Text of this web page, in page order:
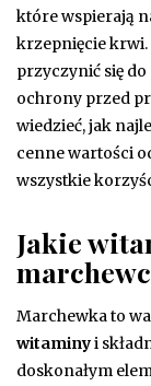
które wspierają
krzepnięcie krwi.
przyczynić się
ochrony przed
wiedzieć, jak
cenne wartości
wszystkie
Jakie
Marchewka to
witaminyi
doskonałym